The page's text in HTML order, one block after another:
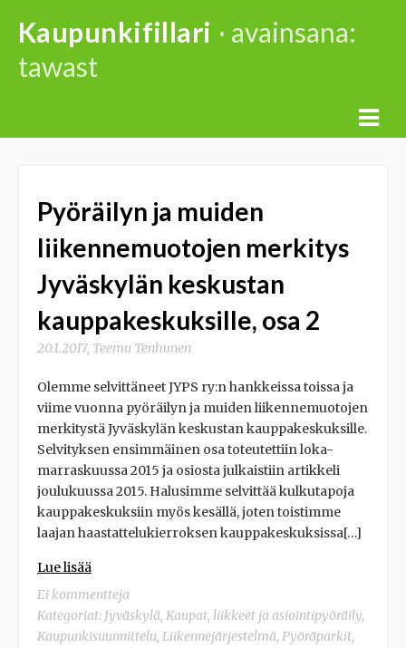
content
Kaupunkifillari · avainsana:
tawast
Pyöräilyn ja muiden
liikennemuotojen merkitys
Jyväskylän keskustan
kauppakeskuksille, osa 2
20.1.2017, Teemu Tenhunen
Olemme selvittäneet JYPS ry:n hankkeissa toissa ja
viime vuonna pyöräilyn ja muiden liikennemuotojen
merkitystä Jyväskylän keskustan kauppakeskuksille.
Selvityksen ensimmäinen osa toteutettiin loka-
marraskuussa 2015 ja osiosta julkaistiin artikkeli
joulukuussa 2015. Halusimme selvittää kulkutapoja
kauppakeskuksiin myös kesällä, joten toistimme
laajan haastattelukierroksen kauppakeskuksissa[…]
Lue lisää
Ei kommentteja
Kategoriat: Jyväskylä, Kaupat, liikkeet ja asiointipyöräily,
Kaupunkisuunnittelu, Liikennejärjestelmä, Pyöräparkit,